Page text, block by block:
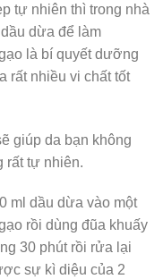
tự nhiên thì trong nhà
dừa để làm
là bí quyết dưỡng
rất nhiều vi chất tốt
giúp da bạn không
rất tự nhiên.
ml dầu dừa vào một
rồi dùng đũa khuấy
30 phút rồi rửa lại
sự kì diệu của 2